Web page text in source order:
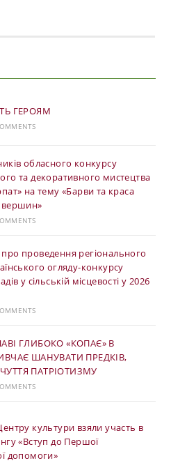
ГЕРОЯМ
обласного конкурсу
та декоративного мистецтва
на тему «Барви та краса
вершин»
проведення регіонального
огляду-конкурсу
у сільській місцевості у 2026
ГЛИБОКО «КОПАЄ» В
ШАНУВАТИ ПРЕДКІВ,
ПАТРІОТИЗМУ
культури взяли участь в
«Вступ до Першої
допомоги»